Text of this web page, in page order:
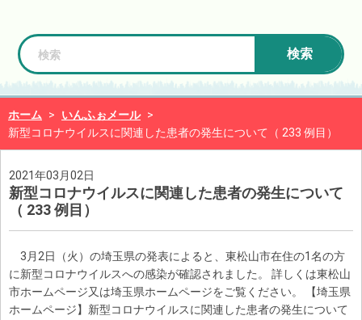
検索
ホーム > いんふぉメール >
新型コロナウイルスに関連した患者の発生について（ 233 例目）
2021年03月02日
新型コロナウイルスに関連した患者の発生について
（ 233 例目）
3月2日（火）の埼玉県の発表によると、東松山市在住の1名の方
に新型コロナウイルスへの感染が確認されました。 詳しくは東松山
市ホームページ又は埼玉県ホームページをご覧ください。 【埼玉県
ホームページ】新型コロナウイルスに関連した患者の発生について